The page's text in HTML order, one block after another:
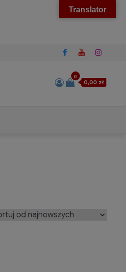
0
0,00 zł
Translator